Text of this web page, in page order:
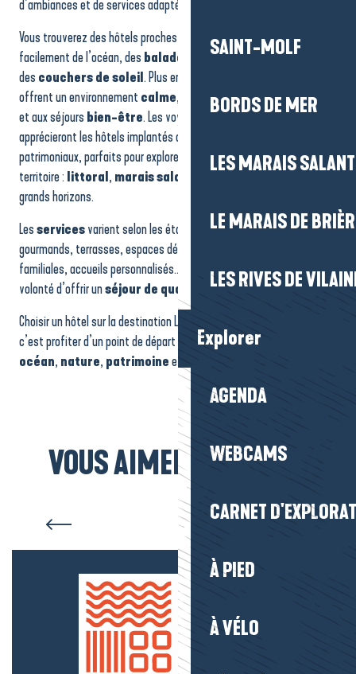
SAINT-MOLF
BORDS DE MER
LES MARAIS
LE MARAIS DE
LES RIVES DE
Explorer
AGENDA
WEBCAMS
CARNET
À PIED
À VÉLO
Grand Hôtel de l'Océan
Best Western Hôtel de la Cité & Spa
d’ambiances et de services adaptés à toutes les envies.
Vous trouverez des hôtels proches des
plagespour profiter
facilement de l’océan, des balades , desactivitésnautiques
des couchers de soleil. Plus en retrait, d’autres établissements
offrent un environnement calme, propice aurepos , à ladétente
et aux séjours bien-être. Les voyageurs en quête d’authenticité
apprécieront les hôtels implantés dans des cadres plus naturels ou
patrimoniaux, parfaits pour explorer les paysages emblématiques du
territoire : littoral, marais salants
grands horizons.
Lesservicesvarient selon les établissements : petits-déjeuners
gourmands, terrasses, espaces détente, piscines, chambres
familiales, accueils personnalisés… mais tous partagent la même
volonté d’offrir unséjour de qualité
, confortable et serein.
Choisir un hôtel sur la destination La Baule-Presqu’île de Guérande,
c’est profiter d’un point de départ idéal pour découvrir la région, entre
océan, nature, patrimoineet
VOUS AIMEREZ AUSSI...
Hébergement Mesquer-
Quimiac